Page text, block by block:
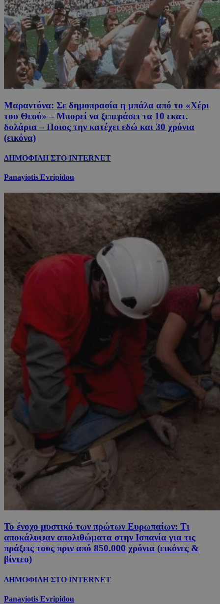
Μαραντόνα: Σε δημοπρασία η μπάλα από το «Χέρι
του Θεού» – Μπορεί να ξεπεράσει τα 10 εκατ.
δολάρια – Ποιος την κατέχει εδώ και 30 χρόνια
(εικόνα)
ΔΗΜΟΦΙΛΗ ΣΤΟ INTERNET
Panayiotis Evripidou
Το ένοχο μυστικό των πρώτων Ευρωπαίων: Τι
αποκάλυψαν απολιθώματα στην Ισπανία για τις
πράξεις τους πριν από 850.000 χρόνια (εικόνες &
βίντεο)
ΔΗΜΟΦΙΛΗ ΣΤΟ INTERNET
Panayiotis Evripidou